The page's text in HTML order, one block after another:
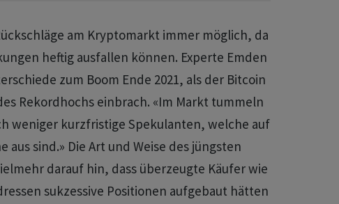
am Kryptomarkt immer möglich, da
heftig ausfallen können. Experte Emden
zum Boom Ende 2021, als der Bitcoin
Rekordhochs einbrach. «Im Markt tummeln
weniger kurzfristige Spekulanten, welche auf
aus sind.» Die Art und Weise des jüngsten
darauf hin, dass überzeugte Käufer wie
sukzessive Positionen aufgebaut hätten